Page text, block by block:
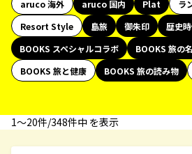
aruco 海外
aruco 国内 Plat
ラ
Resort Style
島旅 御朱印 歴史
BOOKS スペシャルコラボ
BOOKS 旅の
BOOKS 旅と健康
BOOKS 旅の読み物
1〜20件/348件中 を表示